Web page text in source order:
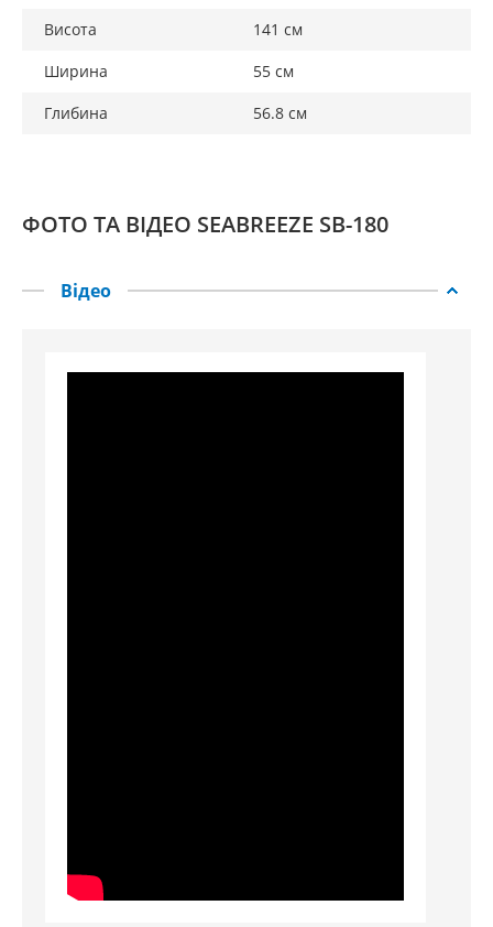
Висота
141 см
Ширина
55 см
Глибина
56.8 см
ФОТО ТА ВІДЕО SEABREEZE SB-180
Відео